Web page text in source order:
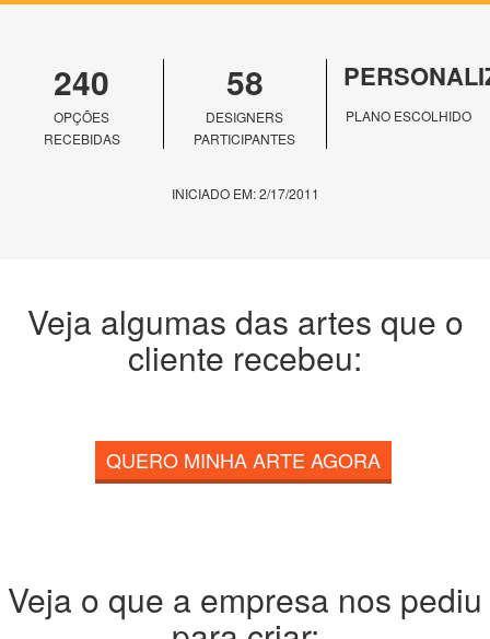
240
OPÇÕES
RECEBIDAS
58
DESIGNERS
PARTICIPANTES
PLANO ESCOLHIDO
INICIADO EM: 2/17/2011
Veja algumas das artes que o
cliente recebeu:
QUERO MINHA ARTE AGORA
Veja o que a empresa nos pediu